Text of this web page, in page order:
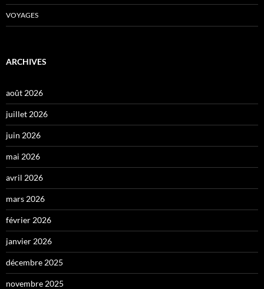
VOYAGES
ARCHIVES
août 2026
juillet 2026
juin 2026
mai 2026
avril 2026
mars 2026
février 2026
janvier 2026
décembre 2025
novembre 2025